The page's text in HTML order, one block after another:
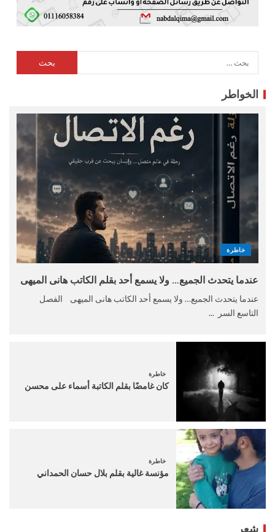
الخواطر
خاطرة
عندما يتحدث الجميع… ولا يسمع أحد بقلم الكاتب هانى الميهى
عندما يتحدث الجميع… ولا يسمع أحد الكاتب هانى الميهى الفصل
التاسع السر ...
خاطرة
كان غامضًا بقلم الكاتبة أسماء على محسن
خاطرة
مؤنسة غالية بقلم بلال حسان الحمداني
شعر